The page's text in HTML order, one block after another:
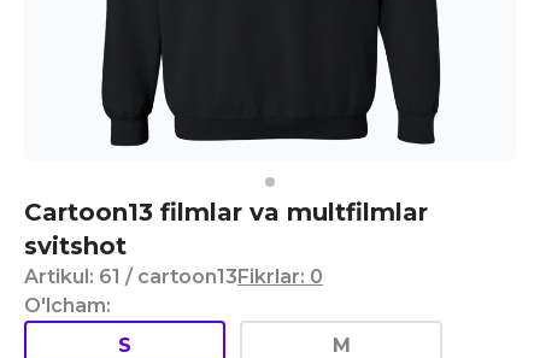
Cartoon13 filmlar va multfilmlar
svitshot
Artikul: 61 / cartoon13Fikrlar: 0
O'lcham:
S
M